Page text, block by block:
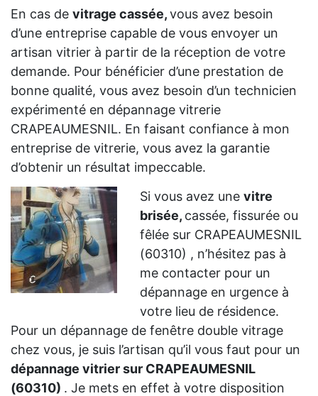
En cas de vitrage cassée,vous avez besoin
d’une entreprise capable de vous envoyer un
artisan vitrier à partir de la réception de votre
demande. Pour bénéficier d’une prestation de
bonne qualité, vous avez besoin d’un technicien
expérimenté en dépannage vitrerie
CRAPEAUMESNIL. En faisant confiance à mon
entreprise de vitrerie, vous avez la garantie
d’obtenir un résultat impeccable.
Si vous avez unevitre
brisée, cassée, fissurée ou
fêlée sur CRAPEAUMESNIL
(60310) , n’hésitez pas à
me contacter pour un
dépannage en urgence à
votre lieu de résidence.
Pour un dépannage de fenêtre double vitrage
chez vous, je suis l’artisan qu’il vous faut pour un
dépannage vitrier sur CRAPEAUMESNIL
(60310) . Je mets en effet à votre disposition